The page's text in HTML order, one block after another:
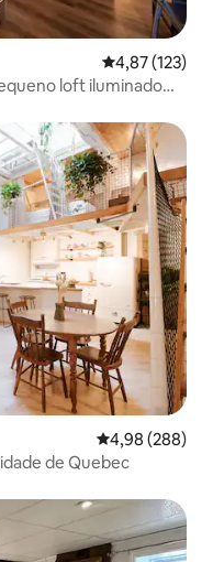
4,87 de uma
4,87 (123)
loft iluminado
4,98 de uma
4,98 (288)
de Quebec